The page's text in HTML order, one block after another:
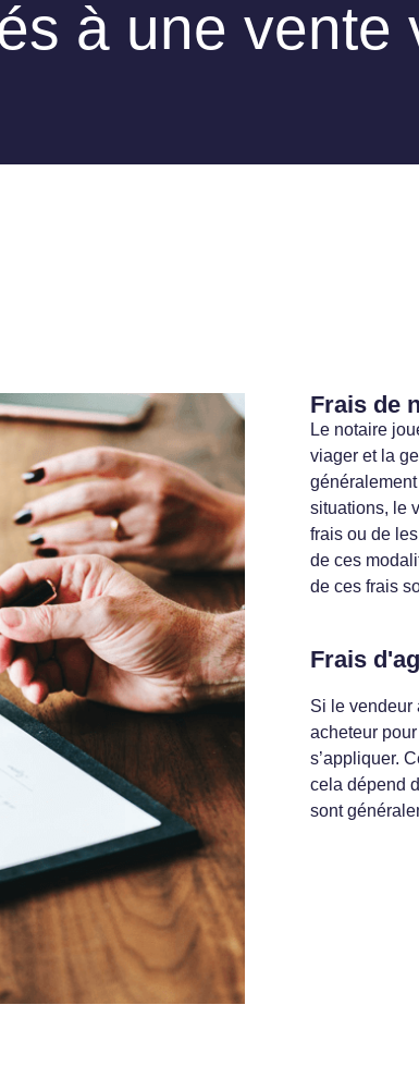
à une vente
Frais de
Le notaire
viager et la
situations, le
frais ou de
de ces
de ces frais
Frais
Si le vendeur
acheteur
s’appliquer.
cela dépend
sont